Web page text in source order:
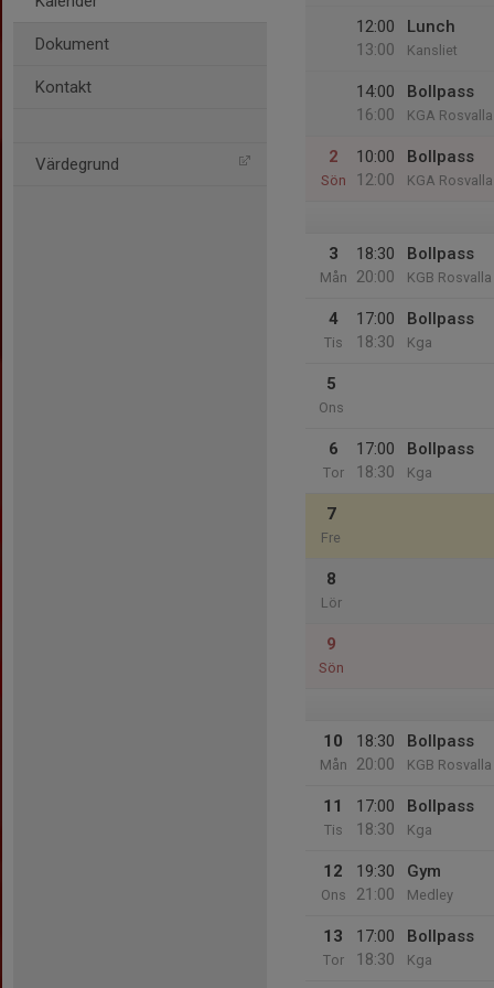
Dokument
Kontakt
Värdegrund
12:00
13:00
Lunch
Kansliet
14:00
16:00
Bollpass
KGA Rosvalla
2
Sön
10:00
12:00
Bollpass
KGA Rosvalla
3
Mån
18:30
20:00
Bollpass
KGB Rosvalla
4
Tis
17:00
18:30
Bollpass
Kga
5
Ons
6
Tor
17:00
18:30
Bollpass
Kga
7
Fre
8
Lör
9
Sön
10
Mån
18:30
20:00
Bollpass
KGB Rosvalla
11
Tis
17:00
18:30
Bollpass
Kga
12
Ons
19:30
21:00
Gym
Medley
13
Tor
17:00
18:30
Bollpass
Kga